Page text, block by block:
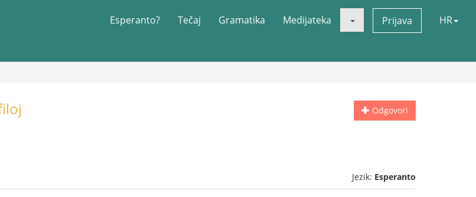
Esperanto? Tečaj Gramatika Medijateka Prijava HR
Odgovori
Jezik: Esperanto